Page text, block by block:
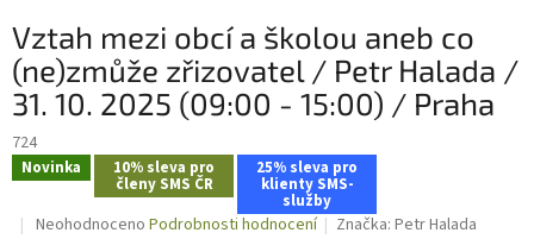
Vztah mezi obcí a školou aneb co
(ne)zmůže zřizovatel / Petr Halada /
31. 10. 2025 (09:00 - 15:00) / Praha
724
Novinka 10% sleva pro
členy SMS ČR
25% sleva pro
klienty SMS-
služby
Průměrné
Neohodnoceno Podrobnosti hodnocení Značka:Petr Halada